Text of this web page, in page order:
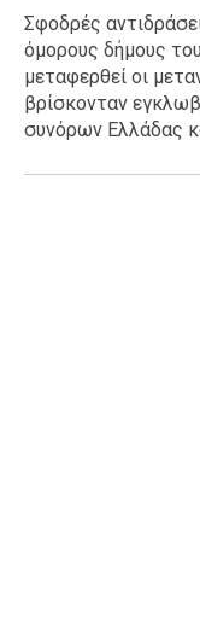
LIFE
Food
Σφοδρές
όμορους δήμους
μεταφερθεί οι
βρίσκονταν
συνόρων Ελλάδας